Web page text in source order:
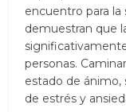
encuentro para la
demuestran que
personas.
estado de ánimo,
de estrés y